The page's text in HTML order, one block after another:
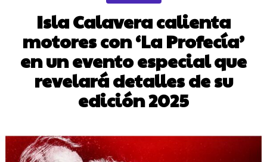
Isla Calavera calienta
motores con ‘La Profecía’
en un evento especial que
revelará detalles de su
edición 2025